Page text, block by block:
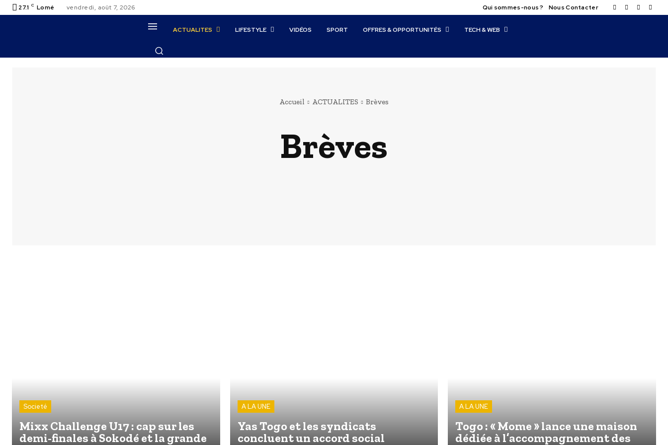
27.1 C Lomé vendredi, août 7, 2026 Qui sommes-nous ? Nous Contacter
ACTUALITES LIFESTYLE VIDÉOS SPORT OFFRES & OPPORTUNITÉS TECH & WEB
Accueil ACTUALITES Brèves
Brèves
Societé
Mixx Challenge U17 : cap sur les
demi-finales à Sokodé et la grande
A LA UNE
Yas Togo et les syndicats
concluent un accord social
A LA UNE
Togo : « Mome » lance une maison
dédiée à l’accompagnement des